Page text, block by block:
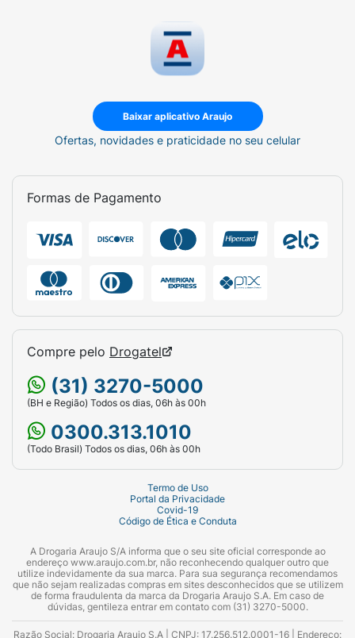
Baixar aplicativo Araujo
Ofertas, novidades e praticidade no seu celular
Formas de Pagamento
Compre pelo Drogatel
(31) 3270-5000
(BH e Região) Todos os dias, 06h às 00h
0300.313.1010
(Todo Brasil) Todos os dias, 06h às 00h
Termo de Uso
Portal da Privacidade
Covid-19
Código de Ética e Conduta
A Drogaria Araujo S/A informa que o seu site oficial corresponde ao
endereço www.araujo.com.br, não reconhecendo qualquer outro que
utilize indevidamente da sua marca. Para sua segurança recomendamos
que não sejam realizadas compras em sites desconhecidos que se utilizem
de forma fraudulenta da marca da Drogaria Araujo S.A. Em caso de
dúvidas, gentileza entrar em contato com (31) 3270-5000.
Razão Social: Drogaria Araujo S.A | CNPJ: 17.256.512.0001-16 | Endereço: